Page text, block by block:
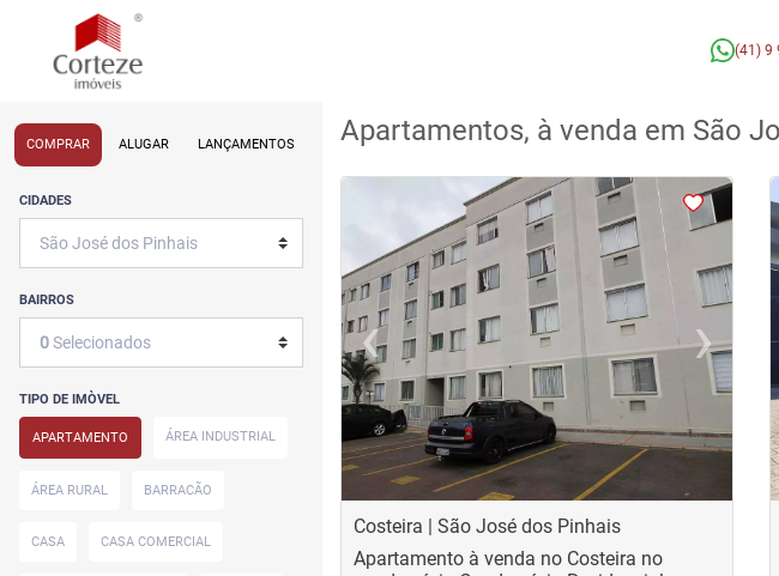
(41) 9
COMPRAR ALUGAR LANÇAMENTOS
CIDADES
BAIRROS
0Selecionados
TIPO DE IMÒVEL
APARTAMENTO ÁREA INDUSTRIAL
ÁREA RURAL BARRACÃO
CASA CASA COMERCIAL
Apartamentos, à venda em São
‹Previous ›Next
Costeira | São José dos Pinhais
Apartamento à venda no Costeira no